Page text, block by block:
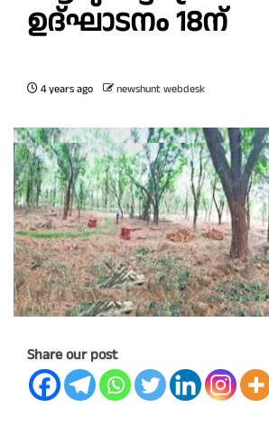
ഉദ്‌ഘാടനം 18ന്
4 years ago newshunt webdesk
Share our post